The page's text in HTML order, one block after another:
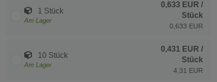
1 Stück
Am Lager
0,633 EUR /
Stück
0,633 EUR
10 Stück
Am Lager
0,431 EUR /
Stück
4,31 EUR